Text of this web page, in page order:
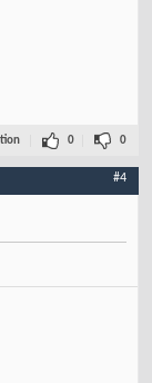
0 0
#4